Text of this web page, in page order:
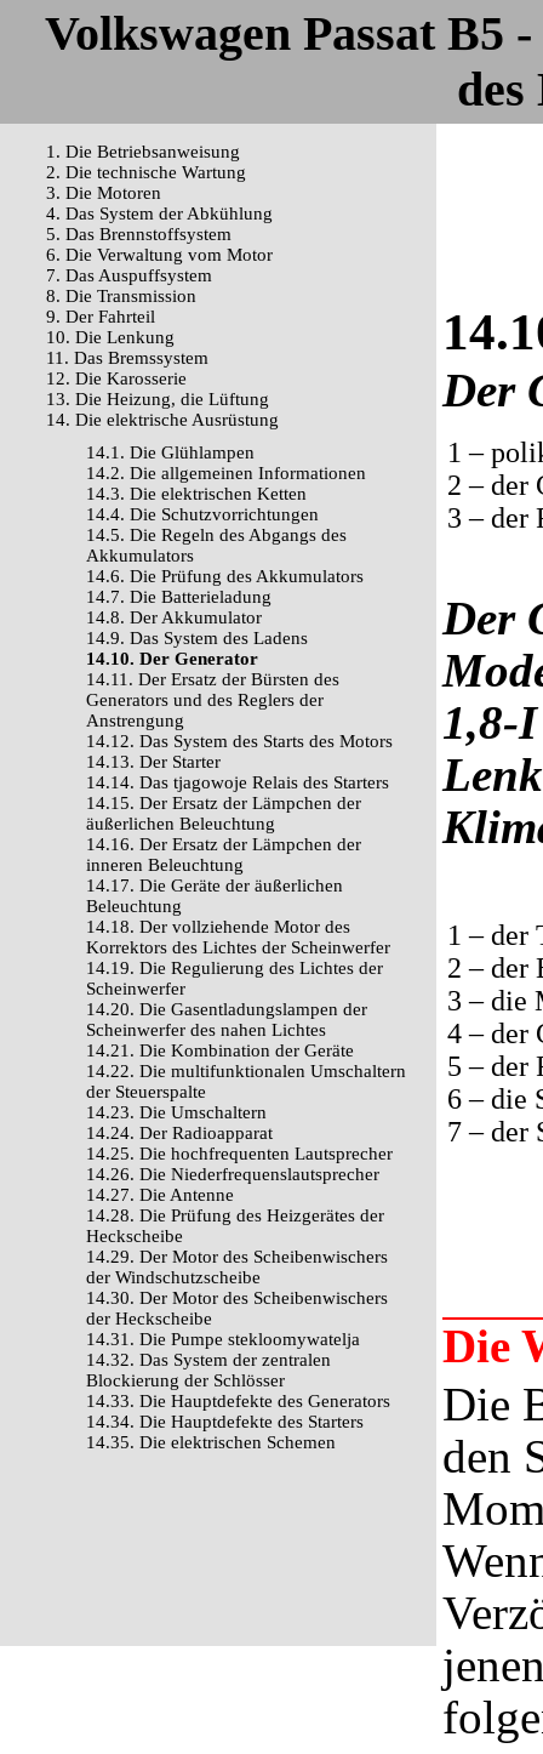
Volkswagen Passat B5
des
1. Die Betriebsanweisung
2. Die technische Wartung
3. Die Motoren
4. Das System der Abkühlung
5. Das Brennstoffsystem
6. Die Verwaltung vom Motor
7. Das Auspuffsystem
8. Die Transmission
9. Der Fahrteil
10. Die Lenkung
11. Das Bremssystem
12. Die Karosserie
13. Die Heizung, die Lüftung
14. Die elektrische Ausrüstung
14.1. Die Glühlampen
14.2. Die allgemeinen Informationen
14.3. Die elektrischen Ketten
14.4. Die Schutzvorrichtungen
14.5. Die Regeln des Abgangs des
Akkumulators
14.6. Die Prüfung des Akkumulators
14.7. Die Batterieladung
14.8. Der Akkumulator
14.9. Das System des Ladens
14.10. Der Generator
14.11. Der Ersatz der Bürsten des
Generators und des Reglers der
Anstrengung
14.12. Das System des Starts des Motors
14.13. Der Starter
14.14. Das tjagowoje Relais des Starters
14.15. Der Ersatz der Lämpchen der
äußerlichen Beleuchtung
14.16. Der Ersatz der Lämpchen der
inneren Beleuchtung
14.17. Die Geräte der äußerlichen
Beleuchtung
14.18. Der vollziehende Motor des
Korrektors des Lichtes der Scheinwerfer
14.19. Die Regulierung des Lichtes der
Scheinwerfer
14.20. Die Gasentladungslampen der
Scheinwerfer des nahen Lichtes
14.21. Die Kombination der Geräte
14.22. Die multifunktionalen Umschaltern
der Steuerspalte
14.23. Die Umschaltern
14.24. Der Radioapparat
14.25. Die hochfrequenten Lautsprecher
14.26. Die Niederfrequenslautsprecher
14.27. Die Antenne
14.28. Die Prüfung des Heizgerätes der
Heckscheibe
14.29. Der Motor des Scheibenwischers
der Windschutzscheibe
14.30. Der Motor des Scheibenwischers
der Heckscheibe
14.31. Die Pumpe stekloomywatelja
14.32. Das System der zentralen
Blockierung der Schlösser
14.33. Die Hauptdefekte des Generators
14.34. Die Hauptdefekte des Starters
14.35. Die elektrischen Schemen
Der
1 –
2 – der
3 – der
Der
1,8-
1 – der
2 – der
3 – die
4 – der
5 – der
6 – die
7 – der
Die
Die
den